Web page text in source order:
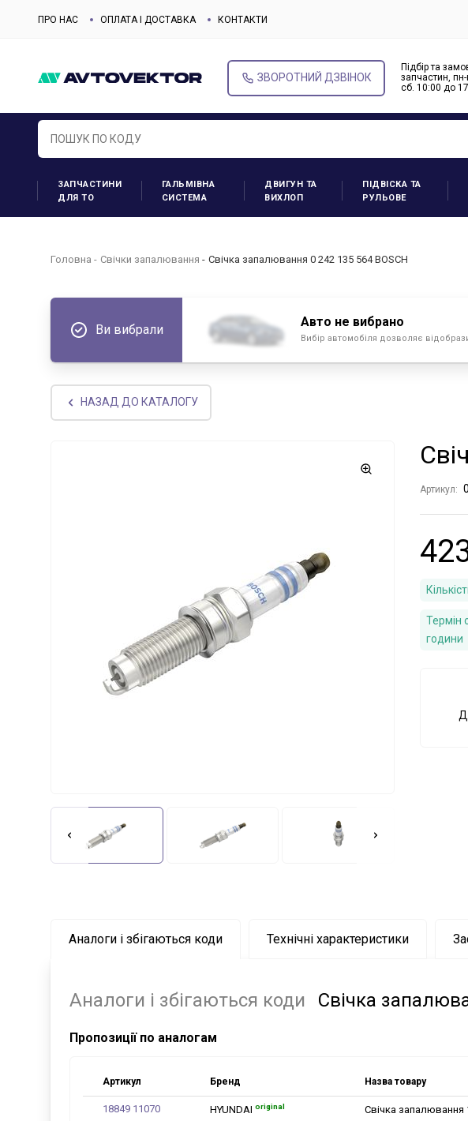
ПРО НАС ОПЛАТА І ДОСТАВКА КОНТАКТИ
ЗВОРОТНИЙ ДЗВІНОК
Підбір та
запчастин,
cб. 10:00 до
ЗАПЧАСТИНИ
ДЛЯ ТО
ГАЛЬМІВНА
СИСТЕМА
ДВИГУН ТА
ВИХЛОП
ПІДВІСКА ТА
РУЛЬОВЕ
Головна Свічки запалювання Свічка запалювання 0 242 135 564 BOSCH
Ви вибрали
Авто не вибрано
Вибір автомобіля дозволяє
НАЗАД ДО КАТАЛОГУ
Артикул:
Термін
години
Аналоги і збігаються коди Технічні характеристики
Аналоги і збігаються коди Свічка
Пропозиції по аналогам
Артикул Бренд Назва товару
18849 11070 HYUNDAI original Свічка запалювання